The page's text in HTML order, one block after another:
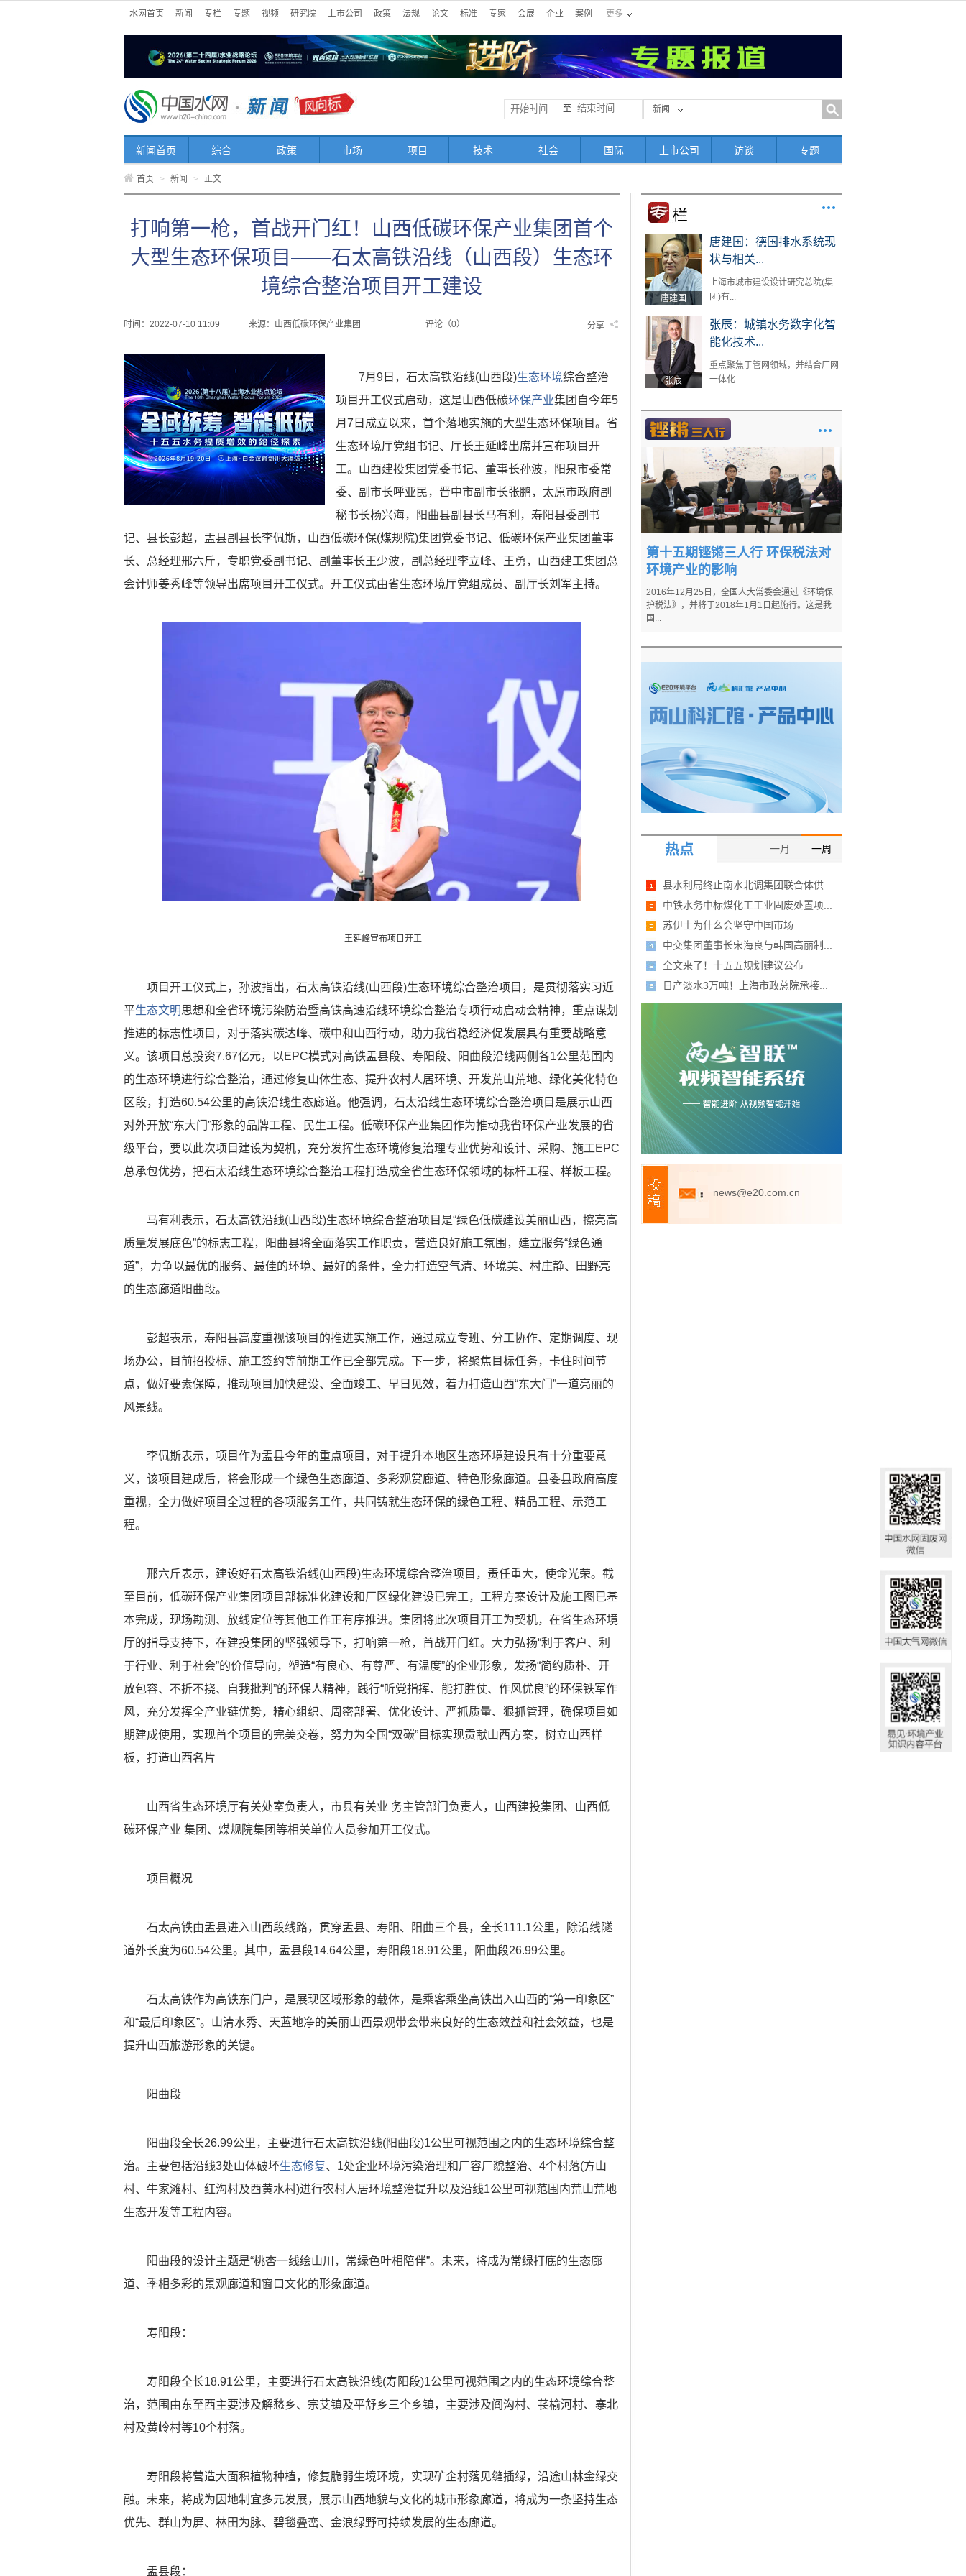
水网首页 新闻 专栏 专题 视频 研究院 上市公司 政策 法规 论文 标准 专家 会展 企业 案例 更多
至 新闻
新闻首页 综合 政策 市场 项目 技术 社会 国际 上市公司 访谈 专题
首页 > 新闻 > 正文
打响第一枪，首战开门红！山西低碳环保产业集团首个
大型生态环保项目——石太高铁沿线（山西段）生态环
境综合整治项目开工建设
时间：2022-07-10 11:09 来源： 山西低碳环保产业集团 评论（0） 分享
7月9日，石太高铁沿线(山西段)生态环境综合整治
项目开工仪式启动，这是山西低碳环保产业集团自今年5
月7日成立以来，首个落地实施的大型生态环保项目。省
生态环境厅党组书记、厅长王延峰出席并宣布项目开
工。山西建投集团党委书记、董事长孙波，阳泉市委常
委、副市长呼亚民，晋中市副市长张鹏，太原市政府副
秘书长杨兴海，阳曲县副县长马有利，寿阳县委副书
记、县长彭超，盂县副县长李佩斯，山西低碳环保(煤规院)集团党委书记、低碳环保产业集团董事
长、总经理邢六斤，专职党委副书记、副董事长王少波，副总经理李立峰、王勇，山西建工集团总
会计师姜秀峰等领导出席项目开工仪式。开工仪式由省生态环境厅党组成员、副厅长刘军主持。
王延峰宣布项目开工
项目开工仪式上，孙波指出，石太高铁沿线(山西段)生态环境综合整治项目，是贯彻落实习近
平生态文明思想和全省环境污染防治暨高铁高速沿线环境综合整治专项行动启动会精神，重点谋划
推进的标志性项目，对于落实碳达峰、碳中和山西行动，助力我省稳经济促发展具有重要战略意
义。该项目总投资7.67亿元，以EPC模式对高铁盂县段、寿阳段、阳曲段沿线两侧各1公里范围内
的生态环境进行综合整治，通过修复山体生态、提升农村人居环境、开发荒山荒地、绿化美化特色
区段，打造60.54公里的高铁沿线生态廊道。他强调，石太沿线生态环境综合整治项目是展示山西
对外开放“东大门”形象的品牌工程、民生工程。低碳环保产业集团作为推动我省环保产业发展的省
级平台，要以此次项目建设为契机，充分发挥生态环境修复治理专业优势和设计、采购、施工EPC
总承包优势，把石太沿线生态环境综合整治工程打造成全省生态环保领域的标杆工程、样板工程。
马有利表示，石太高铁沿线(山西段)生态环境综合整治项目是“绿色低碳建设美丽山西，擦亮高
质量发展底色”的标志工程，阳曲县将全面落实工作职责，营造良好施工氛围，建立服务“绿色通
道”，力争以最优的服务、最佳的环境、最好的条件，全力打造空气清、环境美、村庄静、田野亮
的生态廊道阳曲段。
彭超表示，寿阳县高度重视该项目的推进实施工作，通过成立专班、分工协作、定期调度、现
场办公，目前招投标、施工签约等前期工作已全部完成。下一步，将聚焦目标任务，卡住时间节
点，做好要素保障，推动项目加快建设、全面竣工、早日见效，着力打造山西“东大门”一道亮丽的
风景线。
李佩斯表示，项目作为盂县今年的重点项目，对于提升本地区生态环境建设具有十分重要意
义，该项目建成后，将会形成一个绿色生态廊道、多彩观赏廊道、特色形象廊道。县委县政府高度
重视，全力做好项目全过程的各项服务工作，共同铸就生态环保的绿色工程、精品工程、示范工
程。
邢六斤表示，建设好石太高铁沿线(山西段)生态环境综合整治项目，责任重大，使命光荣。截
至目前，低碳环保产业集团项目部标准化建设和厂区绿化建设已完工，工程方案设计及施工图已基
本完成，现场勘测、放线定位等其他工作正有序推进。集团将此次项目开工为契机，在省生态环境
厅的指导支持下，在建投集团的坚强领导下，打响第一枪，首战开门红。大力弘扬“利于客户、利
于行业、利于社会”的价值导向，塑造“有良心、有尊严、有温度”的企业形象，发扬“简约质朴、开
放包容、不折不挠、自我批判”的环保人精神，践行“听党指挥、能打胜仗、作风优良”的环保铁军作
风，充分发挥全产业链优势，精心组织、周密部署、优化设计、严抓质量、狠抓管理，确保项目如
期建成使用，实现首个项目的完美交卷，努力为全国“双碳”目标实现贡献山西方案，树立山西样
板，打造山西名片
山西省生态环境厅有关处室负责人，市县有关业 务主管部门负责人，山西建投集团、山西低
碳环保产业 集团、煤规院集团等相关单位人员参加开工仪式。
项目概况
石太高铁由盂县进入山西段线路，贯穿盂县、寿阳、阳曲三个县，全长111.1公里，除沿线隧
道外长度为60.54公里。其中，盂县段14.64公里，寿阳段18.91公里，阳曲段26.99公里。
石太高铁作为高铁东门户，是展现区域形象的载体，是乘客乘坐高铁出入山西的“第一印象区”
和“最后印象区”。山清水秀、天蓝地净的美丽山西景观带会带来良好的生态效益和社会效益，也是
提升山西旅游形象的关键。
阳曲段
阳曲段全长26.99公里，主要进行石太高铁沿线(阳曲段)1公里可视范围之内的生态环境综合整
治。主要包括沿线3处山体破坏生态修复、1处企业环境污染治理和厂容厂貌整治、4个村落(方山
村、牛家滩村、红沟村及西黄水村)进行农村人居环境整治提升以及沿线1公里可视范围内荒山荒地
生态开发等工程内容。
阳曲段的设计主题是“桃杏一线绘山川，常绿色叶相陪伴”。未来，将成为常绿打底的生态廊
道、季相多彩的景观廊道和窗口文化的形象廊道。
寿阳段：
寿阳段全长18.91公里，主要进行石太高铁沿线(寿阳段)1公里可视范围之内的生态环境综合整
治，范围由东至西主要涉及解愁乡、宗艾镇及平舒乡三个乡镇，主要涉及阎沟村、苌榆河村、寨北
村及黄岭村等10个村落。
寿阳段将营造大面积植物种植，修复脆弱生境环境，实现矿企村落见缝插绿，沿途山林金绿交
融。未来，将成为因地制宜多元发展，展示山西地貌与文化的城市形象廊道，将成为一条坚持生态
优先、群山为屏、林田为脉、碧毯叠峦、金浪绿野可持续发展的生态廊道。
盂县段：
唐建国
唐建国：德国排水系统现
状与相关...
上海市城市建设设计研究总院(集
团)有...
张辰
张辰：城镇水务数字化智
能化技术...
重点聚焦于管网领域，并结合厂网
一体化...
第十五期铿锵三人行 环保税法对
环境产业的影响
2016年12月25日，全国人大常委会通过《环境保
护税法》，并将于2018年1月1日起施行。这是我
国...
热点 一周
一月
县水利局终止南水北调集团联合体供...
中铁水务中标煤化工工业固废处置项...
苏伊士为什么会坚守中国市场
中交集团董事长宋海良与韩国高丽制...
全文来了！十五五规划建议公布
日产淡水3万吨！上海市政总院承接...
news@e20.com.cn